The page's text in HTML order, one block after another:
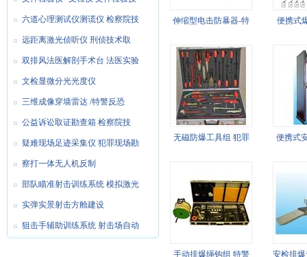
六道心理测试仪测谎仪 检察院技
远距离激光侦听仪 刑侦技术取
双排风法医解剖手术台 法医实验
文检显微分光光度仪
三维成像穿墙雷达 /特警反恐
公益诉讼取证勘查箱 检察院技
疑难现场足迹采集仪 犯罪现场勘
察打一体无人机反制
部队瞄准射击训练系统 模拟激光
实弹实景射击方舱建设
狙击手辅助训练系统 射击场自动
伸缩型电击防暴器-特
材
便携式
无磁防爆工具组 犯罪 便携式
手动排爆绳钩组 特警 安检排